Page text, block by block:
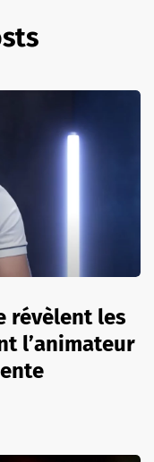
révèlent les
l’animateur